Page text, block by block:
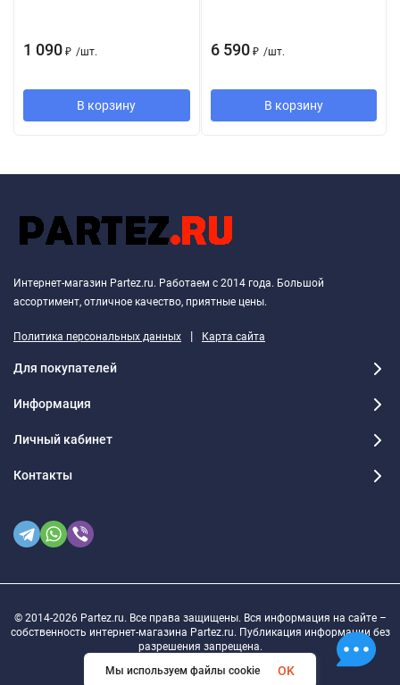
1 090 ₽ /шт.
В корзину
6 590 ₽ /шт.
В корзину
Интернет-магазин Partez.ru. Работаем с 2014 года. Большой
ассортимент, отличное качество, приятные цены.
Политика персональных данных | Карта сайта
Для покупателей
Информация
Личный кабинет
Контакты
© 2014-2026 Partez.ru. Все права защищены. Вся информация на сайте –
собственность интернет-магазина Partez.ru. Публикация информации без
разрешения запрещена.
Мы используем файлы cookie
OK